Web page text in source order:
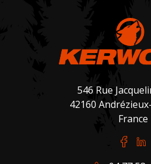
546 Rue
42160
France